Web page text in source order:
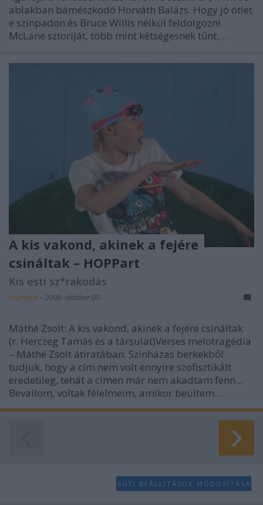
ablakban bámészkodó Horváth Balázs. Hogy jó ötlet
e színpadon és Bruce Willis nélkül feldolgozni
McLane sztoriját, több mint kétségesnek tűnt,…
A kis vakond, akinek a fejére
csináltak – HOPPart
Kis esti sz*rakodás
mummin • 2009. október 09.
Máthé Zsolt: A kis vakond, akinek a fejére csináltak
(r. Herczeg Tamás és a társulat)Verses melotragédia
– Máthé Zsolt átiratában. Színházas berkekből
tudjuk, hogy a cím nem volt ennyire szofisztikált
eredetileg, tehát a címen már nem akadtam fenn...
Bevallom, voltak félelmeim, amikor beültem…
SÜTI BEÁLLÍTÁSOK MÓDOSÍTÁSA